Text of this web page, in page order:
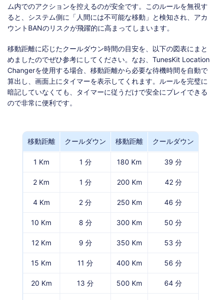
ム内でのアクションを控えるのが安全です。このルールを無視す
ると、システム側に「人間には不可能な移動」と検知され、アカ
ウントBANのリスクが飛躍的に高まってしまいます。
移動距離に応じたクールダウン時間の目安を、以下の図表にまと
めましたのでぜひ参考にしてください。なお、TunesKit Location
Changerを使用する場合、移動距離から必要な待機時間を自動で
算出し、画面上にタイマーを表示してくれます。ルールを完璧に
暗記していなくても、タイマーに従うだけで安全にプレイできる
ので非常に便利です。
移動距離 クールダウン 移動距離 クールダウン
1 Km 1 分 180 Km 39 分
2 Km 1 分 200 Km 42 分
4 Km 2 分 250 Km 46 分
10 Km 8 分 300 Km 50 分
12 Km 9 分 350 Km 53 分
15 Km 11 分 400 Km 56 分
20 Km 13 分 500 Km 64 分